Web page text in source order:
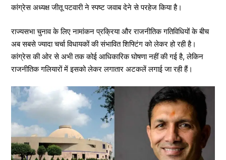
कांग्रेस अध्यक्ष जीतू पटवारी ने स्पष्ट जवाब देने से परहेज किया है।
राज्यसभा चुनाव के लिए नामांकन प्रक्रिया और राजनीतिक गतिविधियों के बीच
अब सबसे ज्यादा चर्चा विधायकों की संभावित शिफ्टिंग को लेकर हो रही है।
कांग्रेस की ओर से अभी तक कोई आधिकारिक घोषणा नहीं की गई है, लेकिन
राजनीतिक गलियारों में इसको लेकर लगातार अटकलें लगाई जा रही हैं।